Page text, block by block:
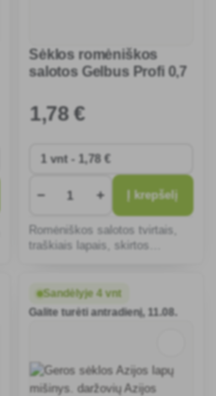
Sėklos romėniškos
salotos Gelbus Profi 0,7
1,78 €
− + Į krepšelį
Romėniškos salotos tvirtais,
traškiais lapais, skirtos
tinka sodui ir šiltnamiui, greitai
auga ir duoda didelį derlių.
Sandėlyje 4 vnt
Galite turėti antradienį, 11.08.